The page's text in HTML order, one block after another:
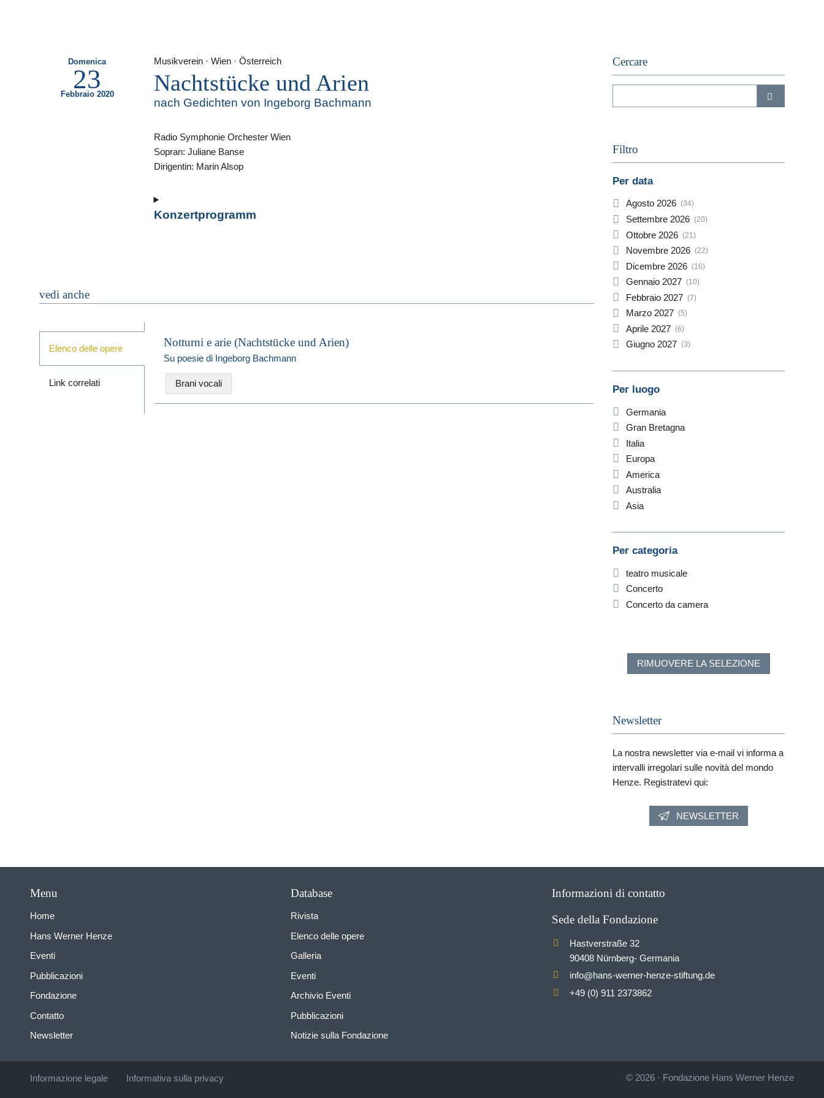
Domenica
23
Febbraio 2020
Musikverein · Wien · Österreich
Nachtstücke und Arien
nach Gedichten von Ingeborg Bachmann
Radio Symphonie Orchester Wien
Sopran: Juliane Banse
Dirigentin: Marin Alsop
Konzertprogramm
vedi anche
Elenco delle opere
Link correlati
Notturni e arie (Nachtstücke und Arien)
Su poesie di Ingeborg Bachmann
Brani vocali
Cercare
Filtro
Per data
Agosto 2026 (34)
Settembre 2026 (20)
Ottobre 2026 (21)
Novembre 2026 (22)
Dicembre 2026 (16)
Gennaio 2027 (10)
Febbraio 2027 (7)
Marzo 2027 (5)
Aprile 2027 (6)
Giugno 2027 (3)
Per luogo
Germania
Gran Bretagna
Italia
Europa
America
Australia
Asia
Per categoria
teatro musicale
Concerto
Concerto da camera
RIMUOVERE LA SELEZIONE
Newsletter
La nostra newsletter via e-mail vi informa a
intervalli irregolari sulle novità del mondo
Henze. Registratevi qui:
NEWSLETTER
Menu
Home
Hans Werner Henze
Eventi
Pubblicazioni
Fondazione
Contatto
Newsletter
Database
Rivista
Elenco delle opere
Galleria
Eventi
Archivio Eventi
Pubblicazioni
Notizie sulla Fondazione
Informazioni di contatto
Sede della Fondazione
Hastverstraße 32
90408 Nürnberg- Germania
info@hans-werner-henze-stiftung.de
+49 (0) 911 2373862
Informazione legale Informativa sulla privacy © 2026 · Fondazione Hans Werner Henze